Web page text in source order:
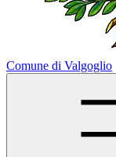
Comune di Valgoglio